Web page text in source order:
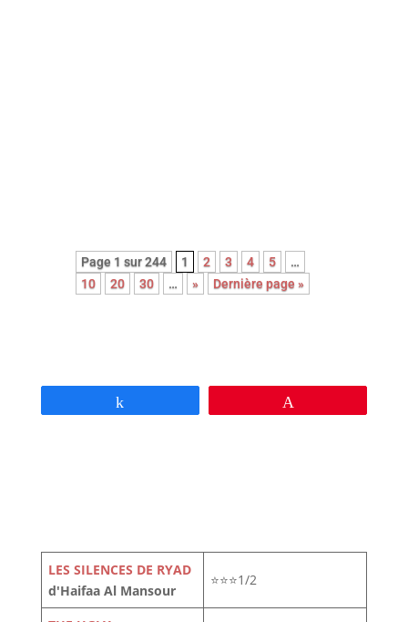
Page 1 sur 244 1 2 3 4 5
…
10
20 30 … » Dernière page »
LES SILENCES DE RYAD
d'Haifaa Al Mansour
⭐⭐⭐1/2